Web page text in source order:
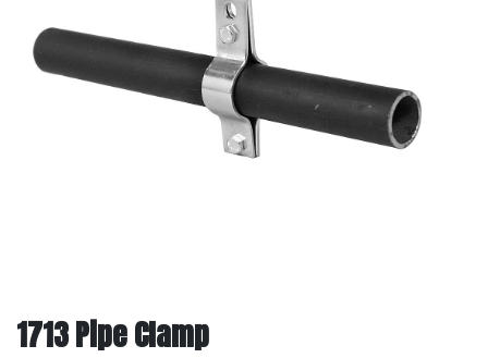
1713 Pipe Clamp